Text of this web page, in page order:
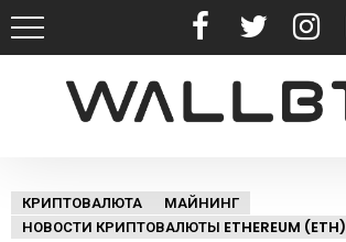
КРИПТОВАЛЮТА
МАЙНИНГ
НОВОСТИ КРИПТОВАЛЮТЫ ETHEREUM (ETH)